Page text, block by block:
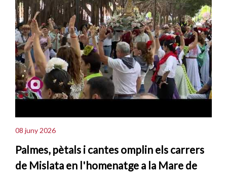
08 juny 2026
Palmes, pètals i cantes omplin els carrers
de Mislata en l'homenatge a la Mare de